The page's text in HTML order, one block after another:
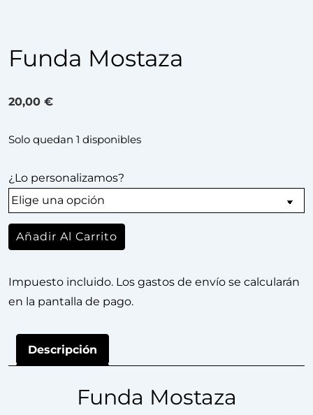
Funda Mostaza
20,00 €
Solo quedan 1 disponibles
¿Lo personalizamos?
Añadir Al Carrito
Impuesto incluido. Los gastos de envío se calcularán
en la pantalla de pago.
Descripción
Funda Mostaza